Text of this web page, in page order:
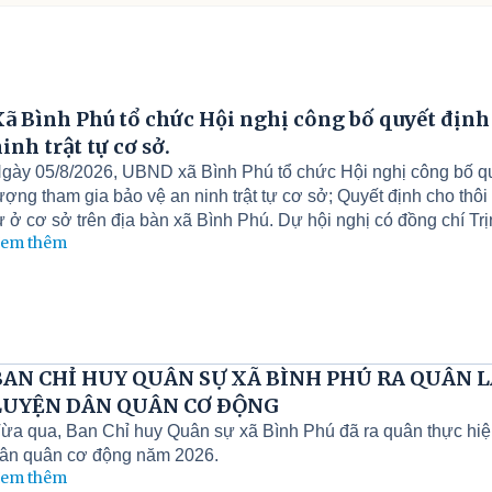
Bình Phú tổ chức Hội nghị công bố quyết
trật tự cơ sở.
05/8/2026, UBND xã Bình Phú tổ chức Hội nghị công bố
tham gia bảo vệ an ninh trật tự cơ sở; Quyết định cho
ở cơ sở trên địa bàn xã Bình Phú. Dự hội nghị có đồng chí
đồng chí Dương Thị Kim Dung - Phó Bí thư Thường trực
thêm
CHỈ HUY QUÂN SỰ XÃ BÌNH PHÚ RA QUÂN
DÂN QUÂN CƠ ĐỘNG
qua, Ban Chỉ huy Quân sự xã Bình Phú đã ra quân thực
quân cơ động năm 2026.
thêm